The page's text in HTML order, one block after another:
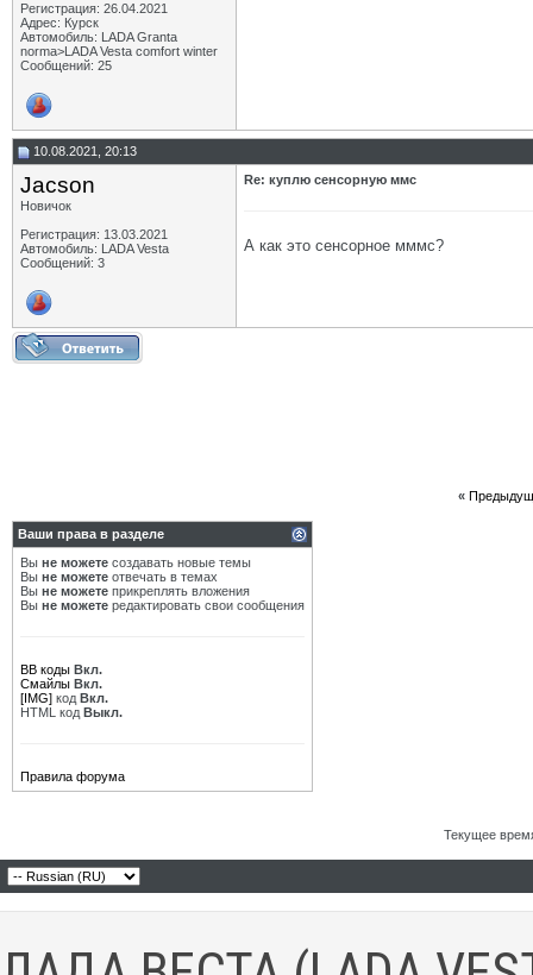
Регистрация: 26.04.2021
Адрес: Курск
Автомобиль: LADA Granta
norma>LADA Vesta comfort winter
Сообщений: 25
10.08.2021, 20:13
Jacson
Новичок
Регистрация: 13.03.2021
Автомобиль: LADA Vesta
Сообщений: 3
Re: куплю сенсорную ммс
А как это сенсорное мммс?
«
Ваши права в разделе
Вы не можете создавать новые темы
Вы не можете отвечать в темах
Вы не можете прикреплять вложения
Вы не можете редактировать свои сообщения
BB коды Вкл.
Смайлы Вкл.
[IMG] код Вкл.
HTML код Выкл.
Правила форума
Текущее